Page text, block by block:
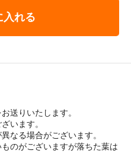
入れる
送りいたします。
います。
なる場合がございます。
のがございますが落ちた葉は